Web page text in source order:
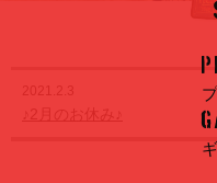
2021.2.3
♪2月のお休み♪